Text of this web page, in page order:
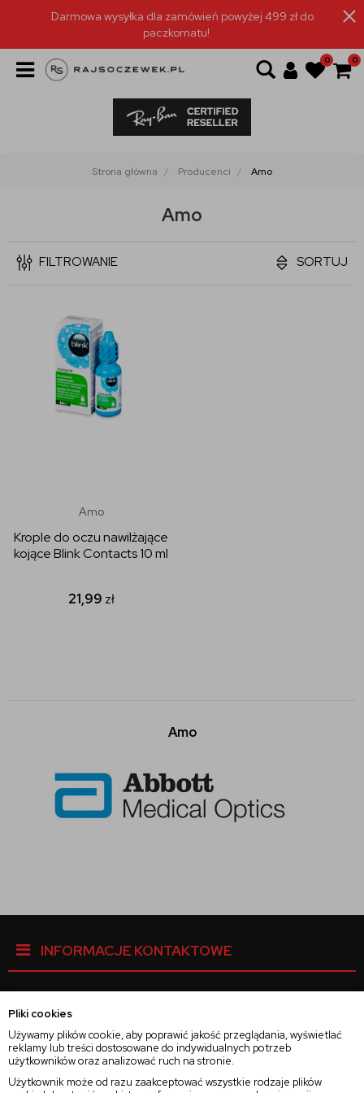
Pliki cookies
Używamy plików cookie, aby poprawić jakość przeglądania, wyświetlać
reklamy lub treści dostosowane do indywidualnych potrzeb
użytkowników oraz analizować ruch na stronie.
Użytkownik może od razu zaakceptować wszystkie rodzaje plików
Darmowa wysyłka dla zamówień powyżej 499 zł do
paczkomatu!
0 0
Strona główna Producenci Amo
Amo
FILTROWANIE SORTUJ
Amo
Krople do oczu nawilżające
kojące Blink Contacts 10 ml
21,99 zł
Amo
INFORMACJE KONTAKTOWE
Facebook
Instagram